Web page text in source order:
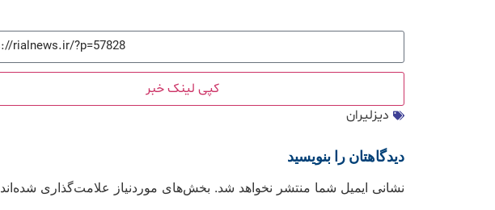
کپی لینک خبر
دیزلیران
دیدگاهتان را بنویسید
نشانی ایمیل شما منتشر نخواهد شد. بخش‌های موردنیاز علامت‌گذاری شده‌اند